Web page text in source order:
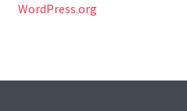
WordPress.org